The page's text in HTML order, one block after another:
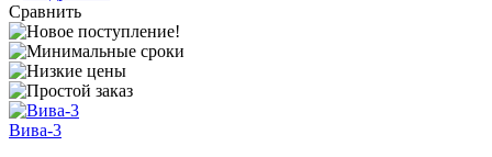
Сравнить
Вива-3